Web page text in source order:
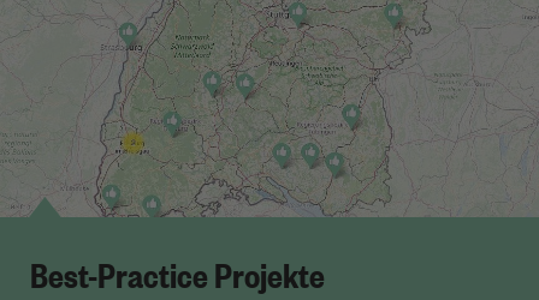
Best-Practice Projekte